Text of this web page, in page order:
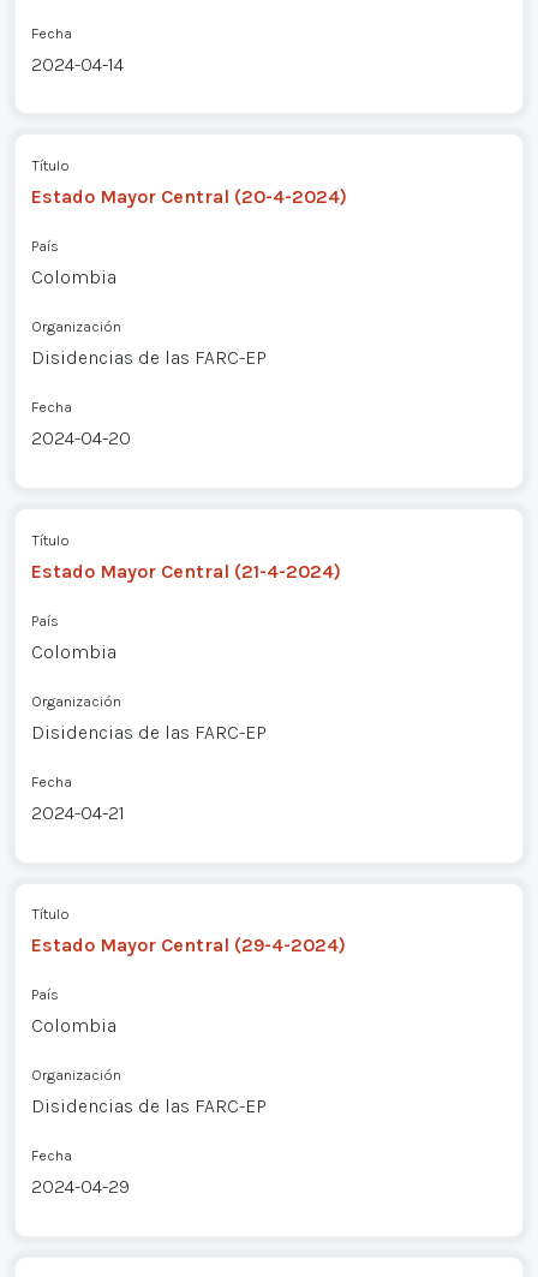
Fecha
2024-04-14
Título
Estado Mayor Central (20-4-2024)
País
Colombia
Organización
Disidencias de las FARC-EP
Fecha
2024-04-20
Título
Estado Mayor Central (21-4-2024)
País
Colombia
Organización
Disidencias de las FARC-EP
Fecha
2024-04-21
Título
Estado Mayor Central (29-4-2024)
País
Colombia
Organización
Disidencias de las FARC-EP
Fecha
2024-04-29